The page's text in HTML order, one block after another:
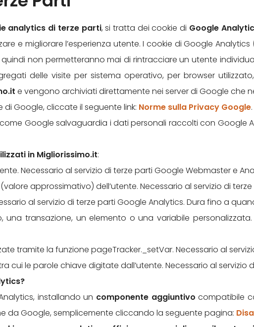
analytics di terze parti, si tratta dei cookie di Google
e migliorare l’esperienza utente. I cookie di Google
non permetteranno mai di rintracciare un utente
delle visite per sistema operativo, per browser
e vengono archiviati direttamente nei server di Google che
Google, cliccate il seguente link: Norme sulla Privacy Google.
Google salvaguardia i dati personali raccolti con Google
in Migliorissimo.it:
Necessario al servizio di terze parti Google Webmaster e
approssimativo) dell’utente. Necessario al servizio di
al servizio di terze parti Google Analytics. Dura fino a
transazione, un elemento o una variabile
tramite la funzione pageTracker._setVar. Necessario al
cui le parole chiave digitate dall’utente. Necessario al servizio
installando un componente aggiuntivo compatibile
da Google, semplicemente cliccando la seguente pagina: